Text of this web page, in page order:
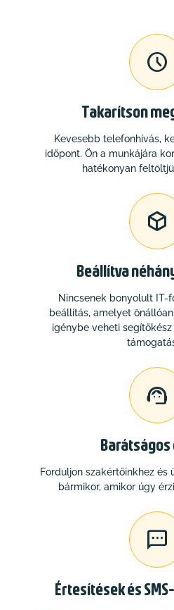

Takarítson
Kevesebb telefonhívás,
időpont. Ön a munkájára
hatékonyan

Beállítva
Nincsenek bonyolult IT-
beállítás, amelyet
igénybe veheti

Forduljon szakértőinkhez
bármikor, amikor úgy

Értesítések és